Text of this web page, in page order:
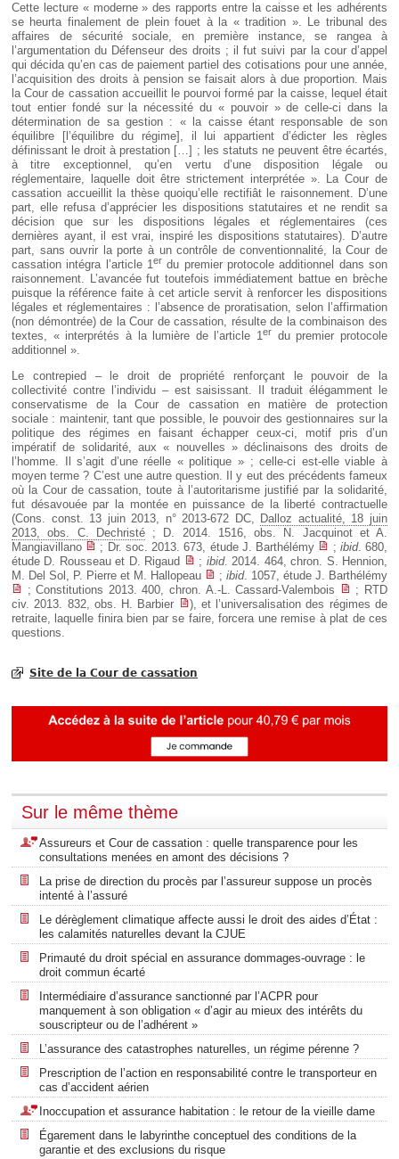
Cette lecture « moderne » des rapports entre la caisse et les adhérents
se heurta finalement de plein fouet à la « tradition ». Le tribunal des
affaires de sécurité sociale, en première instance, se rangea à
l’argumentation du Défenseur des droits ; il fut suivi par la cour d’appel
qui décida qu’en cas de paiement partiel des cotisations pour une année,
l’acquisition des droits à pension se faisait alors à due proportion. Mais
la Cour de cassation accueillit le pourvoi formé par la caisse, lequel était
tout entier fondé sur la nécessité du « pouvoir » de celle-ci dans la
détermination de sa gestion : « la caisse étant responsable de son
équilibre [l’équilibre du régime], il lui appartient d’édicter les règles
définissant le droit à prestation […] ; les statuts ne peuvent être écartés,
à titre exceptionnel, qu’en vertu d’une disposition légale ou
réglementaire, laquelle doit être strictement interprétée ». La Cour de
cassation accueillit la thèse quoiqu’elle rectifiât le raisonnement. D’une
part, elle refusa d’apprécier les dispositions statutaires et ne rendit sa
décision que sur les dispositions légales et réglementaires (ces
dernières ayant, il est vrai, inspiré les dispositions statutaires). D’autre
part, sans ouvrir la porte à un contrôle de conventionnalité, la Cour de
cassation intégra l’article 1er du premier protocole additionnel dans son
raisonnement. L’avancée fut toutefois immédiatement battue en brèche
puisque la référence faite à cet article servit à renforcer les dispositions
légales et réglementaires : l’absence de proratisation, selon l’affirmation
(non démontrée) de la Cour de cassation, résulte de la combinaison des
textes, « interprétés à la lumière de l’article 1er du premier protocole
additionnel ».
Le contrepied – le droit de propriété renforçant le pouvoir de la
collectivité contre l’individu – est saisissant. Il traduit élégamment le
conservatisme de la Cour de cassation en matière de protection
sociale : maintenir, tant que possible, le pouvoir des gestionnaires sur la
politique des régimes en faisant échapper ceux-ci, motif pris d’un
impératif de solidarité, aux « nouvelles » déclinaisons des droits de
l’homme. Il s’agit d’une réelle « politique » ; celle-ci est-elle viable à
moyen terme ? C’est une autre question. Il y eut des précédents fameux
où la Cour de cassation, toute à l’autoritarisme justifié par la solidarité,
fut désavouée par la montée en puissance de la liberté contractuelle
(Cons. const. 13 juin 2013, n° 2013-672 DC, Dalloz actualité, 18 juin
2013, obs. C. Dechristé; D. 2014. 1516, obs. N. Jacquinot et A.
Mangiavillano
; Dr. soc. 2013. 673, étude J. Barthélémy ; ibid. 680,
étude D. Rousseau et D. Rigaud
; ibid. 2014. 464, chron. S. Hennion,
M. Del Sol, P. Pierre et M. Hallopeau
; ibid. 1057, étude J. Barthélémy
; Constitutions 2013. 400, chron. A.-L. Cassard-Valembois
; RTD
civ. 2013. 832, obs. H. Barbier
), et l’universalisation des régimes de
retraite, laquelle finira bien par se faire, forcera une remise à plat de ces
questions.
Site de la Cour de cassation
Sur le même thème
Assureurs et Cour de cassation : quelle transparence pour les
consultations menées en amont des décisions ?
La prise de direction du procès par l’assureur suppose un procès
intenté à l’assuré
Le dérèglement climatique affecte aussi le droit des aides d’État :
les calamités naturelles devant la CJUE
Primauté du droit spécial en assurance dommages-ouvrage : le
droit commun écarté
Intermédiaire d’assurance sanctionné par l’ACPR pour
manquement à son obligation « d’agir au mieux des intérêts du
souscripteur ou de l’adhérent »
L’assurance des catastrophes naturelles, un régime pérenne ?
Prescription de l’action en responsabilité contre le transporteur en
cas d’accident aérien
Inoccupation et assurance habitation : le retour de la vieille dame
Égarement dans le labyrinthe conceptuel des conditions de la
garantie et des exclusions du risque